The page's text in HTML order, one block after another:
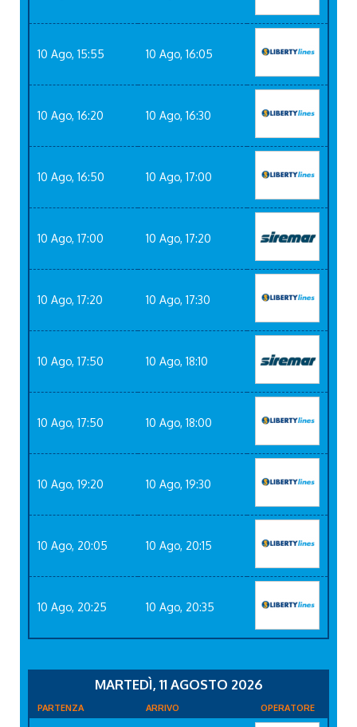
10 Ago, 15:55 10 Ago, 16:05
10 Ago, 16:20 10 Ago, 16:30
10 Ago, 16:50 10 Ago, 17:00
10 Ago, 17:00 10 Ago, 17:20
10 Ago, 17:20 10 Ago, 17:30
10 Ago, 17:50 10 Ago, 18:10
10 Ago, 17:50 10 Ago, 18:00
10 Ago, 19:20 10 Ago, 19:30
10 Ago, 20:05 10 Ago, 20:15
10 Ago, 20:25 10 Ago, 20:35
MARTEDÌ, 11 AGOSTO 2026
PARTENZA ARRIVO OPERATORE